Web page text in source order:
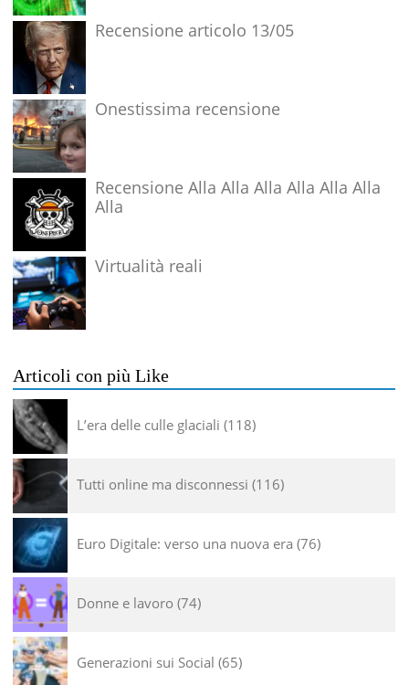
Recensione articolo 13/05
Onestissima recensione
Recensione Alla Alla Alla Alla Alla Alla
Alla
Virtualità reali
Articoli con più Like
L’era delle culle glaciali 118
Tutti online ma disconnessi 116
Euro Digitale: verso una nuova era 76
Donne e lavoro 74
Generazioni sui Social 65